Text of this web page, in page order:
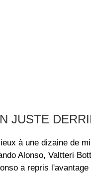
JUSTE
à une dizaine de
Alonso, Valtteri
a repris